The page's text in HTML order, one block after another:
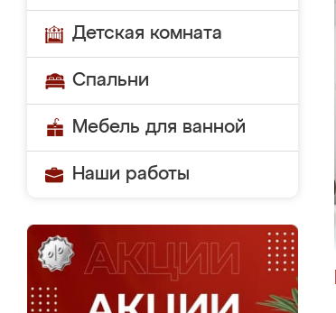
Детская комната
Спальни
Мебель для ванной
Наши работы